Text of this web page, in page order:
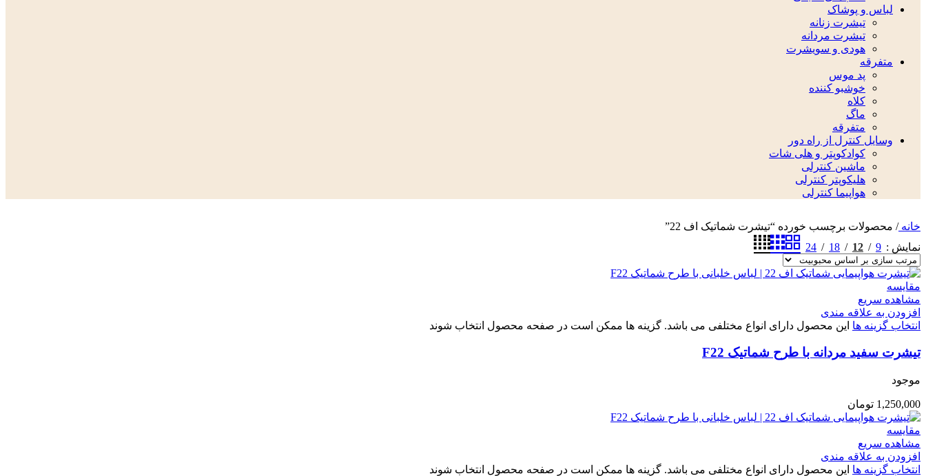
لباس و پوشاک
تیشرت زنانه
تیشرت مردانه
هودی و سویشرت
متفرقه
پد موس
خوشبو کننده
کلاه
ماگ
متفرقه
وسایل کنترل از راه دور
کوادکوپتر و هلی شات
ماشین کنترلی
هلیکوپتر کنترلی
هواپیما کنترلی
خانه/ محصولات برچسب خورده “تیشرت شماتیک اف 22”
نمایش
9
12
18
24
مقایسه
مشاهده سریع
افزودن به علاقه مندی
انتخاب گزینه ها این محصول دارای انواع مختلفی می باشد. گزینه ها ممکن است در صفحه محصول انتخاب شوند
تیشرت سفید مردانه با طرح شماتیک F22
موجود
1,250,000 تومان
مقایسه
مشاهده سریع
افزودن به علاقه مندی
انتخاب گزینه ها این محصول دارای انواع مختلفی می باشد. گزینه ها ممکن است در صفحه محصول انتخاب شوند